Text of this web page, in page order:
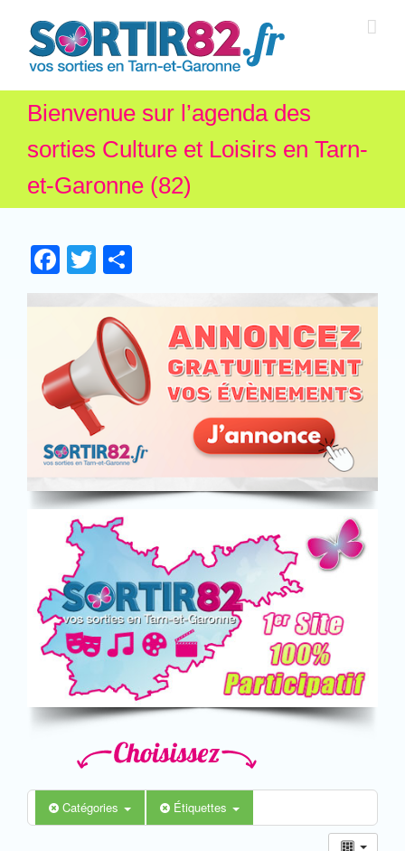
Bienvenue sur l’agenda des
sorties Culture et Loisirs en Tarn-
et-Garonne (82)
Facebook
Twitter
Catégories Étiquettes